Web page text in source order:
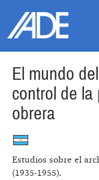
El mundo
control de
obrera
Estudios sobre el
(1935-1955).